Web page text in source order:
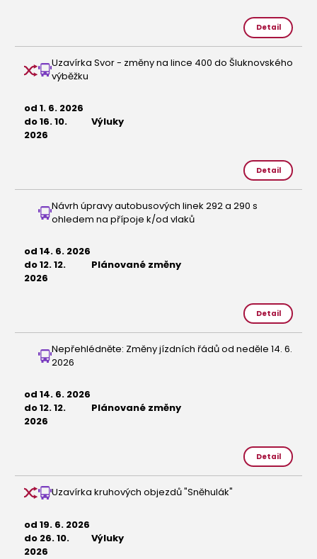
Detail
Uzavírka Svor - změny na lince 400 do Šluknovského
výběžku
od 1. 6. 2026
do 16. 10.
2026
Výluky
Detail
Návrh úpravy autobusových linek 292 a 290 s
ohledem na přípoje k/od vlaků
od 14. 6. 2026
do 12. 12.
2026
Plánované změny
Detail
Nepřehlédněte: Změny jízdních řádů od neděle 14. 6.
2026
od 14. 6. 2026
do 12. 12.
2026
Plánované změny
Detail
Uzavírka kruhových objezdů "Sněhulák"
od 19. 6. 2026
do 26. 10.
2026
Výluky